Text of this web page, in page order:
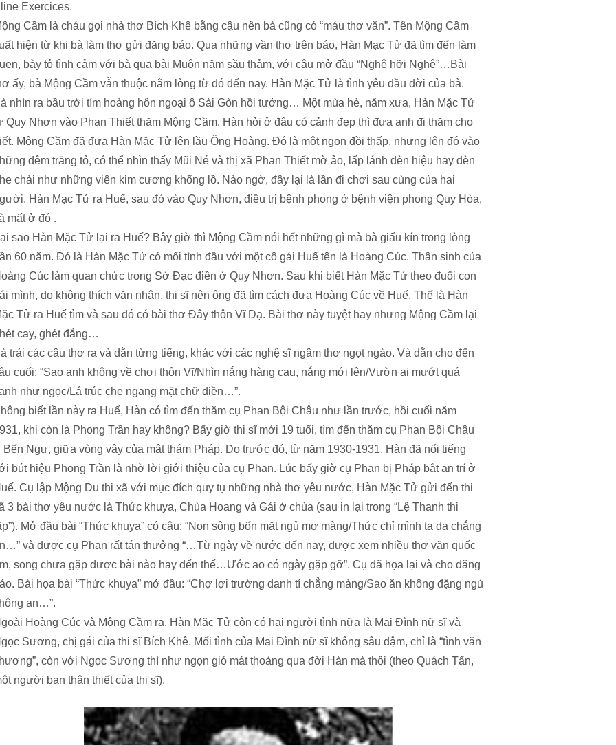
Exercices.
Cầm là cháu gọi nhà thơ Bích Khê bằng cậu nên bà cũng có “máu thơ văn”. Tên Mộng Cầm
hiện từ khi bà làm thơ gửi đăng báo. Qua những vần thơ trên báo, Hàn Mạc Tử đã tìm đến làm
bày tỏ tình cảm với bà qua bài Muôn năm sầu thảm, với câu mở đầu “Nghệ hỡi Nghệ”…Bài
ấy, bà Mộng Cầm vẫn thuộc nằm lòng từ đó đến nay. Hàn Mặc Tử là tình yêu đầu đời của bà.
nhìn ra bầu trời tím hoàng hôn ngoại ô Sài Gòn hồi tưởng… Một mùa hè, năm xưa, Hàn Mặc Tử
Quy Nhơn vào Phan Thiết thăm Mộng Cầm. Hàn hỏi ở đâu có cảnh đẹp thì đưa anh đi thăm cho
Mộng Cầm đã đưa Hàn Mặc Tử lên lầu Ông Hoàng. Đó là một ngọn đồi thấp, nhưng lên đó vào
đêm trăng tỏ, có thể nhìn thấy Mũi Né và thị xã Phan Thiết mờ ảo, lấp lánh đèn hiệu hay đèn
chài như những viên kim cương khổng lồ. Nào ngờ, đây lại là lần đi chơi sau cùng của hai
Hàn Mạc Tử ra Huế, sau đó vào Quy Nhơn, điều trị bệnh phong ở bệnh viện phong Quy Hòa,
mất ở đó .
sao Hàn Mặc Tử lại ra Huế? Bây giờ thì Mộng Cầm nói hết những gì mà bà giấu kín trong lòng
60 năm. Đó là Hàn Mặc Tử có mối tình đầu với một cô gái Huế tên là Hoàng Cúc. Thân sinh của
Cúc làm quan chức trong Sở Đạc điền ở Quy Nhơn. Sau khi biết Hàn Mặc Tử theo đuổi con
mình, do không thích văn nhân, thi sĩ nên ông đã tìm cách đưa Hoàng Cúc về Huế. Thế là Hàn
Tử ra Huế tìm và sau đó có bài thơ Đây thôn Vĩ Dạ. Bài thơ này tuyệt hay nhưng Mộng Cầm lại
cay, ghét đắng…
trải các câu thơ ra và dằn từng tiếng, khác với các nghệ sĩ ngâm thơ ngọt ngào. Và dằn cho đến
cuối: “Sao anh không về chơi thôn Vĩ/Nhìn nắng hàng cau, nắng mới lên/Vườn ai mướt quá
như ngọc/Lá trúc che ngang mặt chữ điền…”.
biết lần này ra Huế, Hàn có tìm đến thăm cụ Phan Bội Châu như lần trước, hồi cuối năm
khi còn là Phong Trần hay không? Bấy giờ thi sĩ mới 19 tuổi, tìm đến thăm cụ Phan Bội Châu
Bến Ngự, giữa vòng vây của mật thám Pháp. Do trước đó, từ năm 1930-1931, Hàn đã nổi tiếng
bút hiệu Phong Trần là nhờ lời giới thiệu của cụ Phan. Lúc bấy giờ cụ Phan bị Pháp bắt an trí ở
Cụ lập Mộng Du thi xã với mục đích quy tụ những nhà thơ yêu nước, Hàn Mặc Tử gửi đến thi
3 bài thơ yêu nước là Thức khuya, Chùa Hoang và Gái ở chùa (sau in lại trong “Lệ Thanh thi
Mở đầu bài “Thức khuya” có câu: “Non sông bốn mặt ngủ mơ màng/Thức chỉ mình ta dạ chẳng
và được cụ Phan rất tán thưởng “…Từ ngày về nước đến nay, được xem nhiều thơ văn quốc
song chưa gặp được bài nào hay đến thế…Ước ao có ngày gặp gỡ”. Cụ đã họa lại và cho đăng
Bài họa bài “Thức khuya” mở đầu: “Chợ lợi trường danh tí chẳng màng/Sao ăn không đặng ngủ
an…”.
Hoàng Cúc và Mộng Cầm ra, Hàn Mặc Tử còn có hai người tình nữa là Mai Đình nữ sĩ và
Sương, chị gái của thi sĩ Bích Khê. Mối tình của Mai Đình nữ sĩ không sâu đậm, chỉ là “tình văn
còn với Ngọc Sương thì như ngọn gió mát thoảng qua đời Hàn mà thôi (theo Quách Tấn,
người bạn thân thiết của thi sĩ).